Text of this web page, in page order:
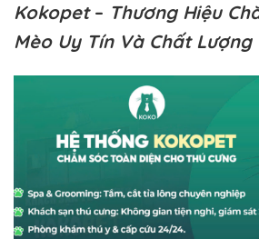
Kokopet– Thương Hiệu
Mèo Uy Tín Và Chất Lượng